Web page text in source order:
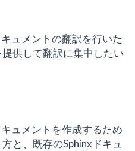
ュメントの翻訳を行いた
供して翻訳に集中したい
ュメントを作成するため
と、既存のSphinxドキュ